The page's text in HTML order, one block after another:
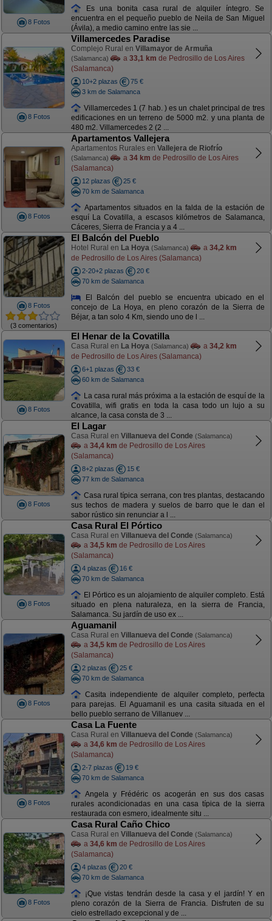
8 Fotos
Es una bonita casa rural de alquiler íntegro. Se
encuentra en el pequeño pueblo de Neila de San Miguel
(Ávila), a medio camino entre las sie ...
8 Fotos
Villamercedes Paradise
Complejo Rural en Villamayor de Armuña
(Salamanca) a 33,1 km de Pedrosillo de Los Aires
(Salamanca)
10+2 plazas
75 €
3 km de Salamanca
Villamercedes 1 (7 hab. ) es un chalet principal de tres
edificaciones en un terreno de 5000 m2. y una planta de
480 m2. Villamercedes 2 (2 ...
8 Fotos
Apartamentos Vallejera
Apartamentos Rurales en Vallejera de Riofrío
(Salamanca) a 34 km de Pedrosillo de Los Aires
(Salamanca)
12 plazas
25 €
70 km de Salamanca
Apartamentos situados en la falda de la estación de
esquí La Covatilla, a escasos kilómetros de Salamanca,
Cáceres, Sierra de Francia y a 4 ...
8 Fotos
(3 comentarios)
El Balcón del Pueblo
Hotel Rural en La Hoya (Salamanca) a 34,2 km
de Pedrosillo de Los Aires (Salamanca)
2-20+2 plazas
20 €
70 km de Salamanca
El Balcón del pueblo se encuentra ubicado en el
concejo de La Hoya, en pleno corazón de la Sierra de
Béjar, a tan solo 4 Km, siendo uno de l ...
8 Fotos
El Henar de la Covatilla
Casa Rural en La Hoya (Salamanca) a 34,2 km
de Pedrosillo de Los Aires (Salamanca)
6+1 plazas
33 €
60 km de Salamanca
La casa rural más próxima a la estación de esquí de la
Covatilla, wifi gratis en toda la casa todo un lujo a su
alcance, la casa consta de 3 ...
8 Fotos
El Lagar
Casa Rural en Villanueva del Conde (Salamanca)
a 34,4 km de Pedrosillo de Los Aires
(Salamanca)
8+2 plazas
15 €
77 km de Salamanca
Casa rural típica serrana, con tres plantas, destacando
sus techos de madera y suelos de barro que le dan el
sabor rústico sin renunciar a l ...
8 Fotos
Casa Rural El Pórtico
Casa Rural en Villanueva del Conde (Salamanca)
a 34,5 km de Pedrosillo de Los Aires
(Salamanca)
4 plazas
16 €
70 km de Salamanca
El Pórtico es un alojamiento de alquiler completo. Está
situado en plena naturaleza, en la sierra de Francia,
Salamanca. Su jardín de uso ex ...
8 Fotos
Aguamanil
Casa Rural en Villanueva del Conde (Salamanca)
a 34,5 km de Pedrosillo de Los Aires
(Salamanca)
2 plazas
25 €
70 km de Salamanca
Casita independiente de alquiler completo, perfecta
para parejas. El Aguamanil es una casita situada en el
bello pueblo serrano de Villanuev ...
8 Fotos
Casa La Fuente
Casa Rural en Villanueva del Conde (Salamanca)
a 34,6 km de Pedrosillo de Los Aires
(Salamanca)
2-7 plazas
19 €
70 km de Salamanca
Angela y Frédéric os acogerán en sus dos casas
rurales acondicionadas en una casa típica de la sierra
restaurada con esmero, idealmente situ ...
8 Fotos
Casa Rural Caño Chico
Casa Rural en Villanueva del Conde (Salamanca)
a 34,6 km de Pedrosillo de Los Aires
(Salamanca)
4 plazas
20 €
70 km de Salamanca
¡Que vistas tendrán desde la casa y el jardín! Y en
pleno corazón de la Sierra de Francia. Disfruten de su
cielo estrellado excepcional y de ...